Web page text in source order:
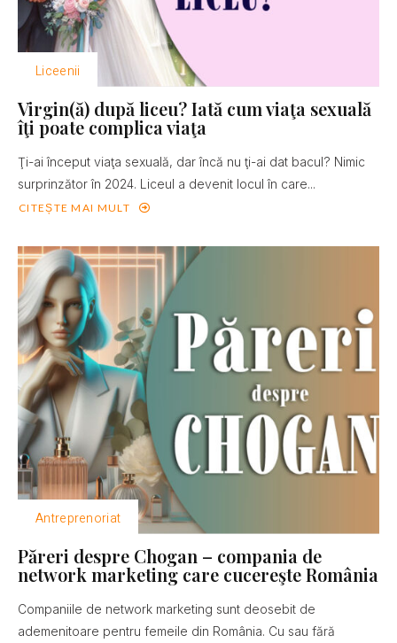
Liceenii
Virgin(ă) după liceu? Iată cum viaţa sexuală
îţi poate complica viaţa
Ţi-ai început viaţa sexuală, dar încă nu ţi-ai dat bacul? Nimic
surprinzător în 2024. Liceul a devenit locul în care...
CITEȘTE MAI MULT
Antreprenoriat
Păreri despre Chogan – compania de
network marketing care cucereşte România
Companiile de network marketing sunt deosebit de
ademenitoare pentru femeile din România. Cu sau fără